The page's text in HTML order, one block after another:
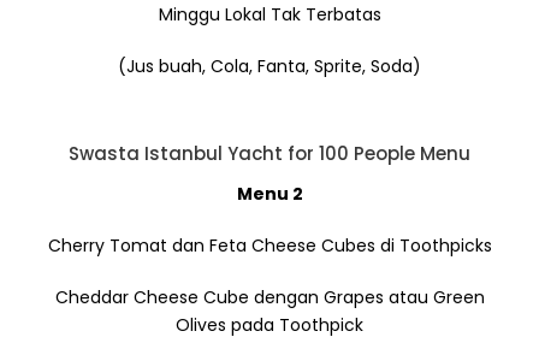
Minggu Lokal Tak Terbatas
(Jus buah, Cola, Fanta, Sprite, Soda)
Swasta Istanbul Yacht for 100 People Menu
Menu 2
Cherry Tomat dan Feta Cheese Cubes di Toothpicks
Cheddar Cheese Cube dengan Grapes atau Green
Olives pada Toothpick